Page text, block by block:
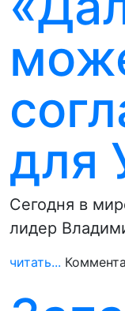
для
Сегодня в
лидер
читать...